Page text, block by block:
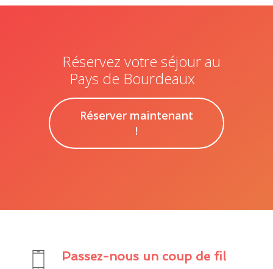
Réservez votre séjour au
Pays de Bourdeaux
Réserver maintenant
!
Passez-nous un coup de fil